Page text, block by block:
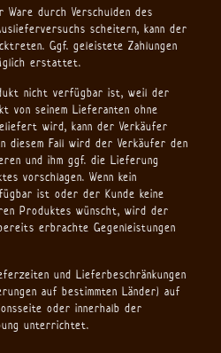
durch Verschulden des
scheitern, kann der
Ggf. geleistete Zahlungen
erstattet.
nicht verfügbar ist, weil der
von seinem Lieferanten ohne
wird, kann der Verkäufer
diesem Fall wird der Verkäufer den
und ihm ggf. die Lieferung
vorschlagen. Wenn kein
ist oder der Kunde keine
Produktes wünscht, wird der
erbrachte Gegenleistungen
und Lieferbeschränkungen
auf bestimmten Länder) auf
oder innerhalb der
unterrichtet.